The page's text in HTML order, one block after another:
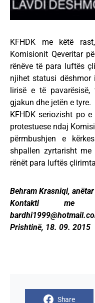
KFHDK me këtë
Komisionit Qeveritar
rënëve të para luftës
njihet statusi dëshmor
lirisë e të
gjakun dhe jetën e tyre.
KFHDK seriozisht po
protestuese ndaj
përmbushjen e
shpallen zyrtarisht
rënët para luftës
Behram Krasniqi, anëtar
Kontakti me
Prishtinë, 18. 09. 2015
Share